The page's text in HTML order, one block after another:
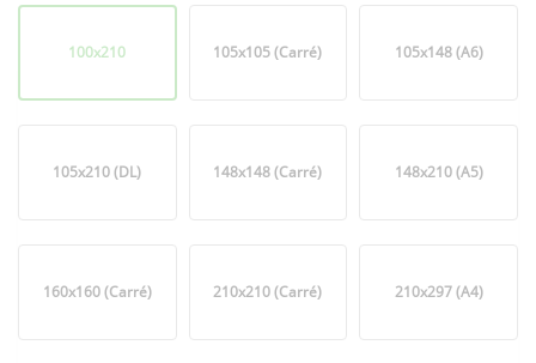
Format
100x210 105x105 (Carré) 105x148 (A6)
105x210 (DL) 148x148 (Carré) 148x210 (A5)
160x160 (Carré) 210x210 (Carré) 210x297 (A4)